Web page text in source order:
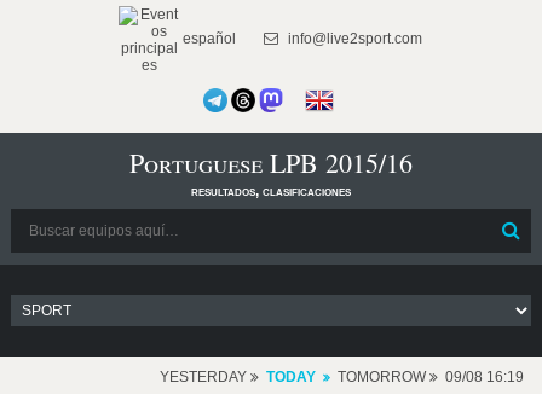
español info@live2sport.com
Portuguese LPB 2015/16
resultados, clasificaciones
YESTERDAY TODAY TOMORROW 09/08 16:19